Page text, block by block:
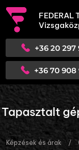
FEDERAL
+36 20 297
+36 70 908
Tapasztalt
Képzések és árak /